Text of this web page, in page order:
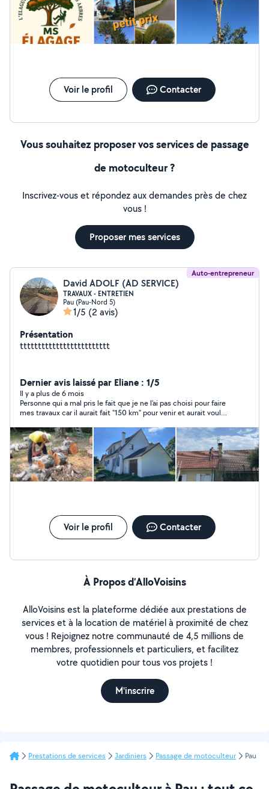
Voir le profil Contacter
Vous souhaitez proposer vos services de passage
de motoculteur ?
Inscrivez-vous et répondez aux demandes près de chez
vous !
Proposer mes services
Auto-entrepreneur
David ADOLF (AD SERVICE)
TRAVAUX - ENTRETIEN
Pau (Pau-Nord 5)
1/5 (2 avis)
Présentation
ttttttttttttttttttttttttt
Dernier avis laissé par Eliane : 1/5
Il y a plus de 6 mois
Personne qui a mal pris le fait que je ne l'ai pas choisi pour faire
mes travaux car il aurait fait "150 km" pour venir et aurait voulu
d'avoir choisi un vrai professionnel
Voir le profil Contacter
À Propos d’AlloVoisins
AlloVoisins est la plateforme dédiée aux prestations de
services et à la location de matériel à proximité de chez
vous ! Rejoignez notre communauté de 4,5 millions de
membres, professionnels et particuliers, et facilitez
votre quotidien pour tous vos projets !
M'inscrire
Prestations de services Jardiniers Passage de motoculteur Pau